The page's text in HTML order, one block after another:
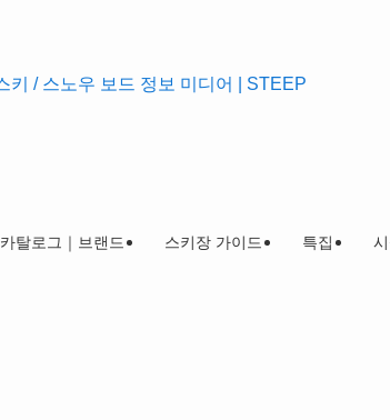
카탈로그｜브랜드 스키장 가이드 특집